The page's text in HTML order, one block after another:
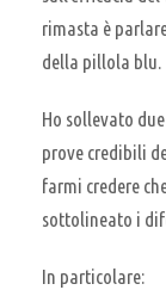
rimasta è
della pillola blu.
Ho sollevato
prove credibili
farmi credere
sottolineato i
In particolare: